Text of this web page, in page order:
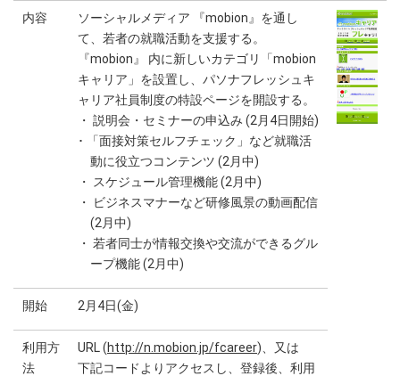
内容
ソーシャルメディア 『mobion』を通し
て、若者の就職活動を支援する。
『mobion』 内に新しいカテゴリ「mobion
キャリア」を設置し、パソナフレッシュキ
ャリア社員制度の特設ページを開設する。
・ 説明会・セミナーの申込み (2月4日開始)
･ 「面接対策セルフチェック」など就職活
動に役立つコンテンツ (2月中)
・ スケジュール管理機能 (2月中)
・ ビジネスマナーなど研修風景の動画配信
(2月中)
・ 若者同士が情報交換や交流ができるグル
ープ機能 (2月中)
開始 2月4日(金)
利用方
法
URL (http://n.mobion.jp/fcareer)、又は
下記コードよりアクセスし、登録後、利用